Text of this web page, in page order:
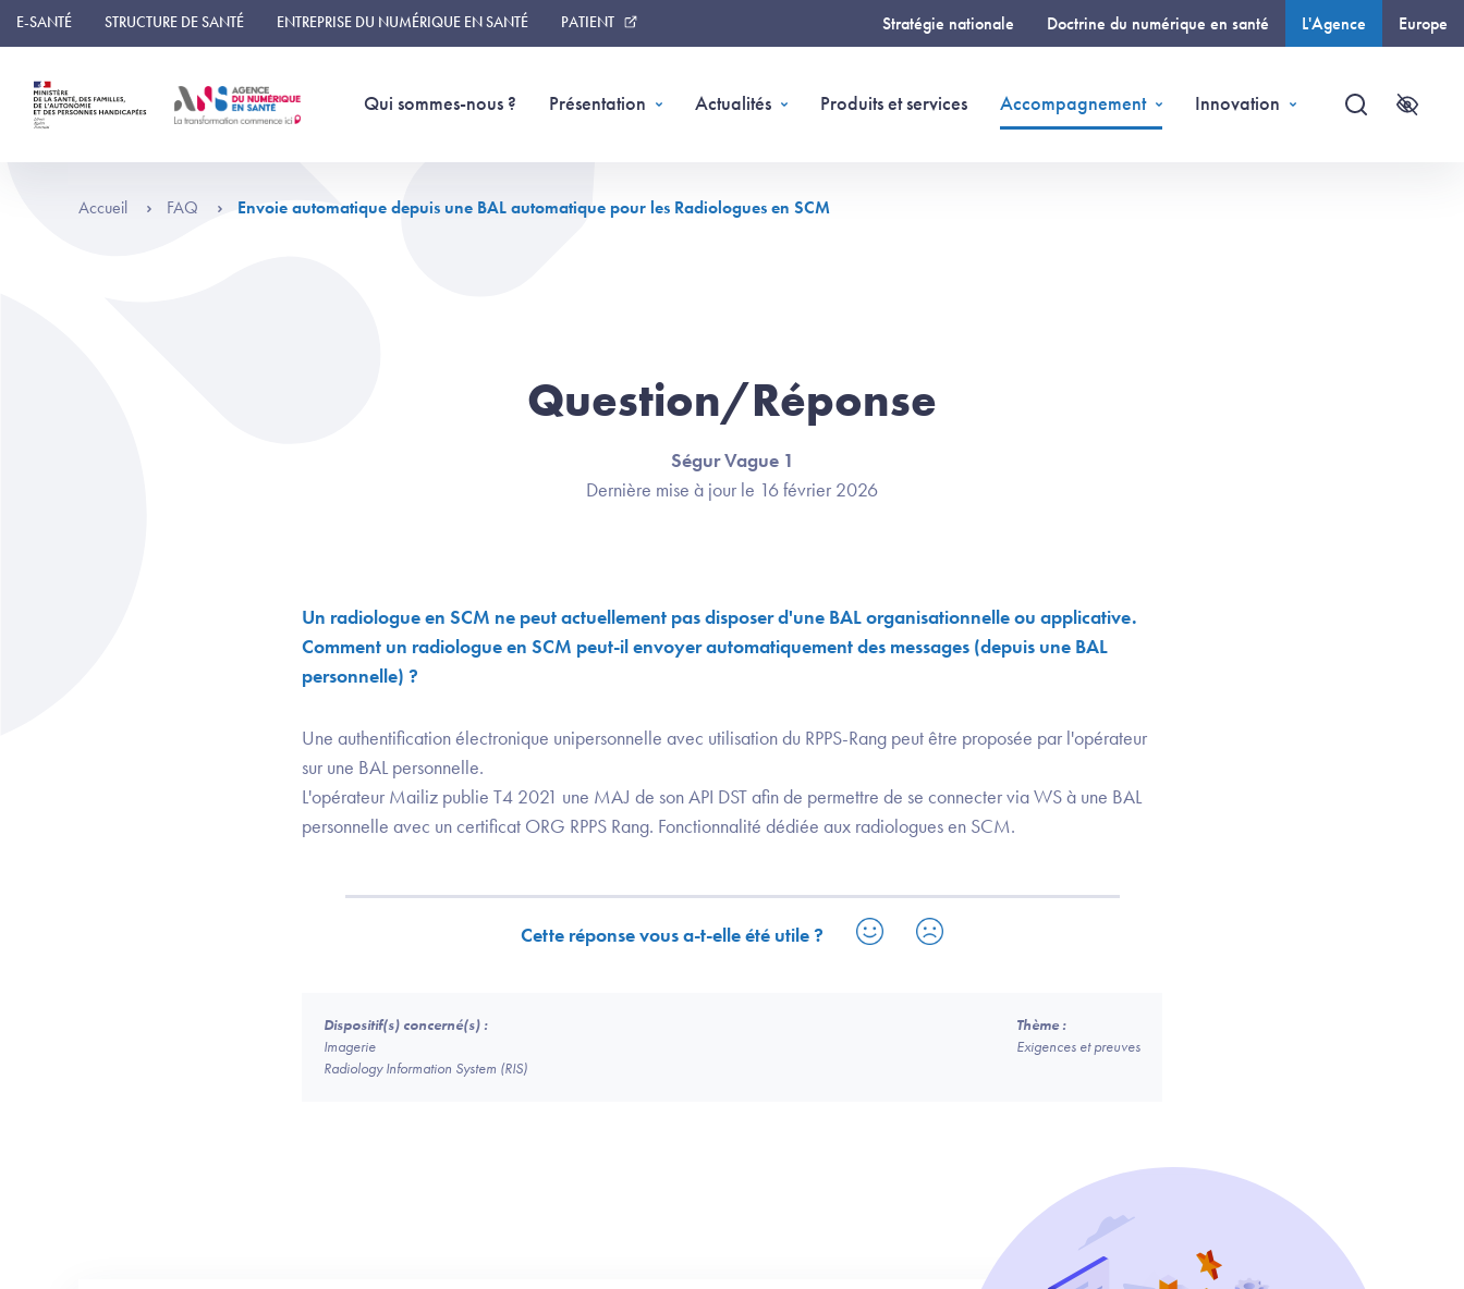
Panneau de gestion des cookies
E-SANTÉ STRUCTURE DE SANTÉ ENTREPRISE DU NUMÉRIQUE EN SANTÉ PATIENT Stratégie nationale Doctrine du numérique en santé L'Agence Europe
Qui sommes-nous ? Présentation Actualités Produits et services Accompagnement Innovation
Recherche
Accueil FAQ Envoie automatique depuis une BAL automatique pour les Radiologues en SCM
Question/Réponse
Ségur Vague 1
Dernière mise à jour le 16 février 2026
Un radiologue en SCM ne peut actuellement pas disposer d'une BAL organisationnelle ou applicative.
Comment un radiologue en SCM peut-il envoyer automatiquement des messages (depuis une BAL
personnelle) ?
Une authentification électronique unipersonnelle avec utilisation du RPPS-Rang peut être proposée par l'opérateur
sur une BAL personnelle.
L'opérateur Mailiz publie T4 2021 une MAJ de son API DST afin de permettre de se connecter via WS à une BAL
personnelle avec un certificat ORG RPPS Rang. Fonctionnalité dédiée aux radiologues en SCM.
Cette réponse vous a-t-elle été utile ?
Dispositif(s) concerné(s) :
Imagerie
Radiology Information System (RIS)
Thème :
Exigences et preuves